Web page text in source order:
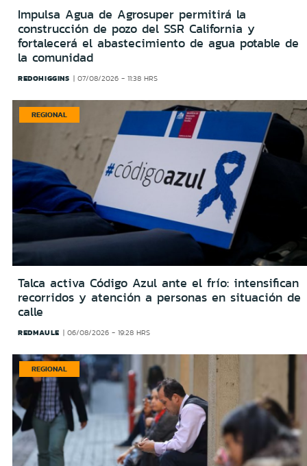
Impulsa Agua de Agrosuper permitirá la
construcción de pozo del SSR California y
fortalecerá el abastecimiento de agua potable de
la comunidad
REDOHIGGINS 07/08/2026 - 11:38 HRS
REGIONAL
Talca activa Código Azul ante el frío: intensifican
recorridos y atención a personas en situación de
calle
REDMAULE 06/08/2026 - 19:28 HRS
REGIONAL